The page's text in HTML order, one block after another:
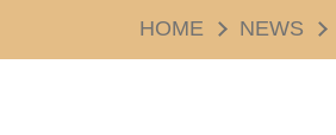
HOME NEWS